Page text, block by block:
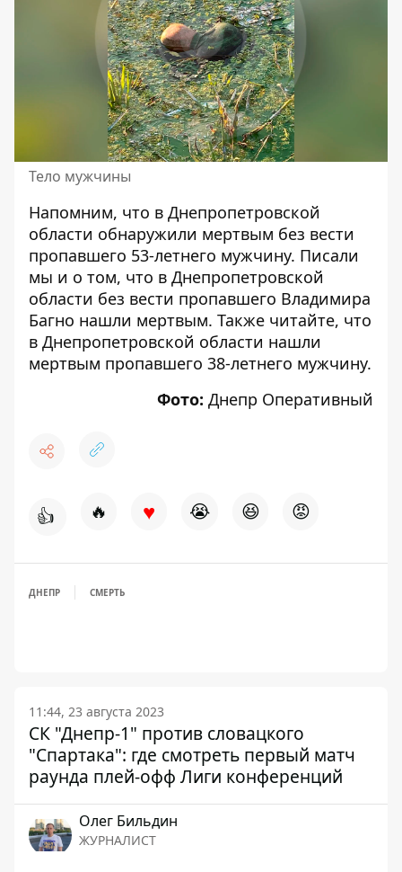
Тело мужчины
Напомним, что в Днепропетровской
области обнаружили мертвым без вести
пропавшего 53-летнего мужчину. Писали
мы и о том, что в Днепропетровской
области без вести пропавшего Владимира
Багно нашли мертвым. Также читайте, что
в Днепропетровской области нашли
мертвым пропавшего 38-летнего мужчину.
Фото: Днепр Оперативный
👍 🔥 ♥ 😭 😆 😡
ДНЕПР СМЕРТЬ
11:44, 23 августа 2023
СК "Днепр-1" против словацкого
"Спартака": где смотреть первый матч
раунда плей-офф Лиги конференций
Олег Бильдин
ЖУРНАЛИСТ